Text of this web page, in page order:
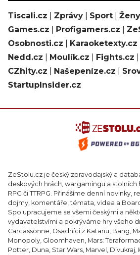
Tiscali.cz Zprávy Sport Ženy
Games.cz
Profigamers.cz
Osobnosti.cz
Karaoketexty.cz
Nedd.cz
Moulík.cz Fights.cz
CZhity.cz
Našepeníze.cz
StartupInsider.cz
ZeStolu.cz je český zpravodajský a
deskových hrách, wargamingu a stolních
RPG či TTRPG. Přinášíme denní novinky,
dojmy, komentáře, témata, videa a
Spolupracujeme se všemi českými a
vydavatelstvími a pokrýváme hry všeho
Carcassonne, Osadníci z Katanu, Bang,
Monopoly, Gloomhaven, Mars:
Potter, Duna, Star Wars, Marvel,